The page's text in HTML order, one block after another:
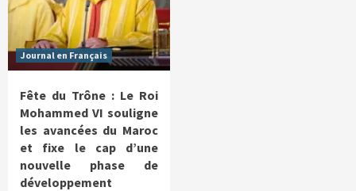
Journal en Français
Fête du Trône : Le Roi
Mohammed VI souligne
les avancées du Maroc
et fixe le cap d’une
nouvelle phase de
développement